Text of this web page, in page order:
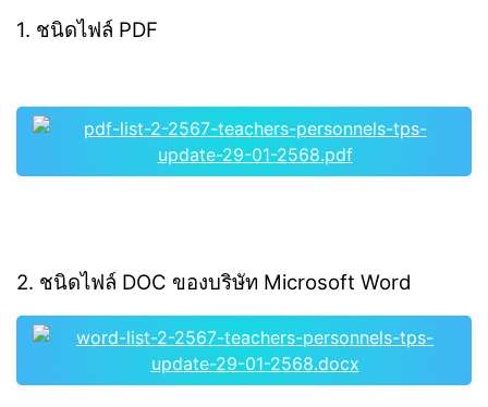
1. ชนิดไฟล์ PDF
pdf-list-2-2567-teachers-personnels-tps-
update-29-01-2568.pdf
2. ชนิดไฟล์ DOC ของบริษัท Microsoft Word
word-list-2-2567-teachers-personnels-tps-
update-29-01-2568.docx